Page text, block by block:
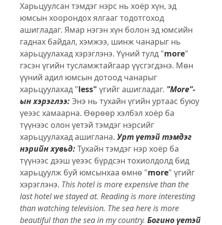
Харьцуулсан тэмдэг нэрс нь хоёр хүн, эд
юмсын хоорондох ялгааг тодотгоход
ашигладаг. Ямар нэгэн хүн болон эд юмсийн
гаднах байдал, хэмжээ, шинж чанарыг нь
харьцуулахад хэрэглэнэ. Үүний тулд "more"
гэсэн үгийн тусламжтайгаар үүсгэгдэнэ. Мөн
үүний адил юмсын дотоод чанарыг
харьцуулахад "less" үгийг ашигладаг. "More"-
ын хэрэглээ:Энэ нь тухайн үгийн уртаас буюу
үеээс хамаарна. Өөрөөр хэлбэл хоёр ба
түүнээс олон үетэй тэмдэг нэрсийг
харьцуулахад ашиглана. Урт үетэй тэмдэг
нэрийн хувьд:Тухайн тэмдэг нэр хоёр ба
түүнээс дээш үеээс бүрдсэн тохиолдолд бид
харьцуулж буй юмсынхаа өмнө "more" үгийг
хэрэглэнэ. This hotel is more expensive than the
last hotel we stayed at. Reading is more interesting
than watching television. The sea here is more
beautiful than the sea in my country. Богино үетэй